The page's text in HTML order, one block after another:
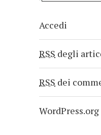
Accedi
RSS degli
RSS dei
WordPress.org